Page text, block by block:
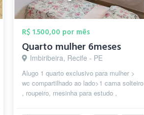
R$ 1.500,00 por mês
Quarto mulher 6meses
Imbiribeira, Recife - PE
Alugo 1 quarto exclusivo para mulher >
wc compartilhado ao lado>1 cama solteiro
, roupeiro, mesinha para estudo ,